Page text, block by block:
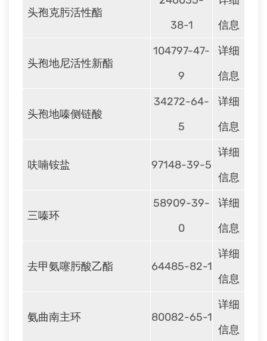
头孢克肟活性酯
38-1
信息
头孢地尼活性新酯
104797-47-
9
详细
信息
头孢地嗪侧链酸
34272-64-
5
详细
信息
呋喃铵盐 97148-39-5
详细
信息
三嗪环
58909-39-
0
详细
信息
去甲氨噻肟酸乙酯 64485-82-1
详细
信息
氨曲南主环 80082-65-1
详细
信息